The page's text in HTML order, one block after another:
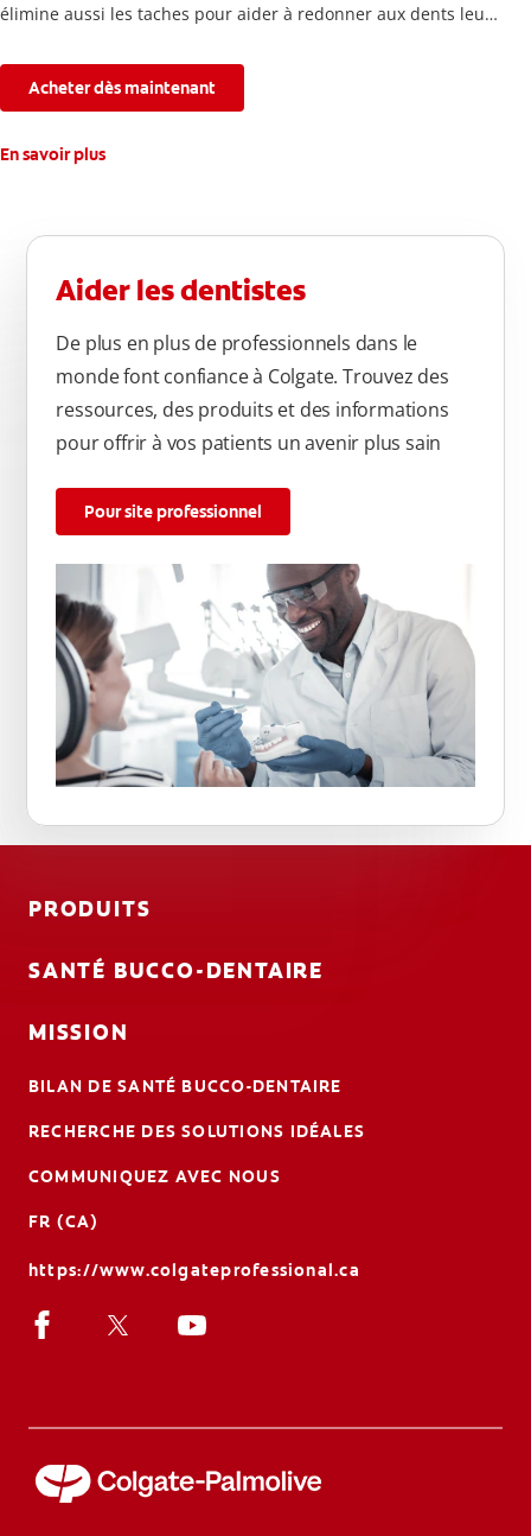
élimine aussi les taches pour aider à redonner aux dents leur
connaissez.
Acheter dès maintenant
En savoir plus
Aider les dentistes
De plus en plus de professionnels dans le
monde font confiance à Colgate. Trouvez des
ressources, des produits et des informations
pour offrir à vos patients un avenir plus sain
Pour site professionnel
PRODUITS
SANTÉ BUCCO-DENTAIRE
MISSION
BILAN DE SANTÉ BUCCO-DENTAIRE
RECHERCHE DES SOLUTIONS IDÉALES
COMMUNIQUEZ AVEC NOUS
FR (CA)
https://www.colgateprofessional.ca